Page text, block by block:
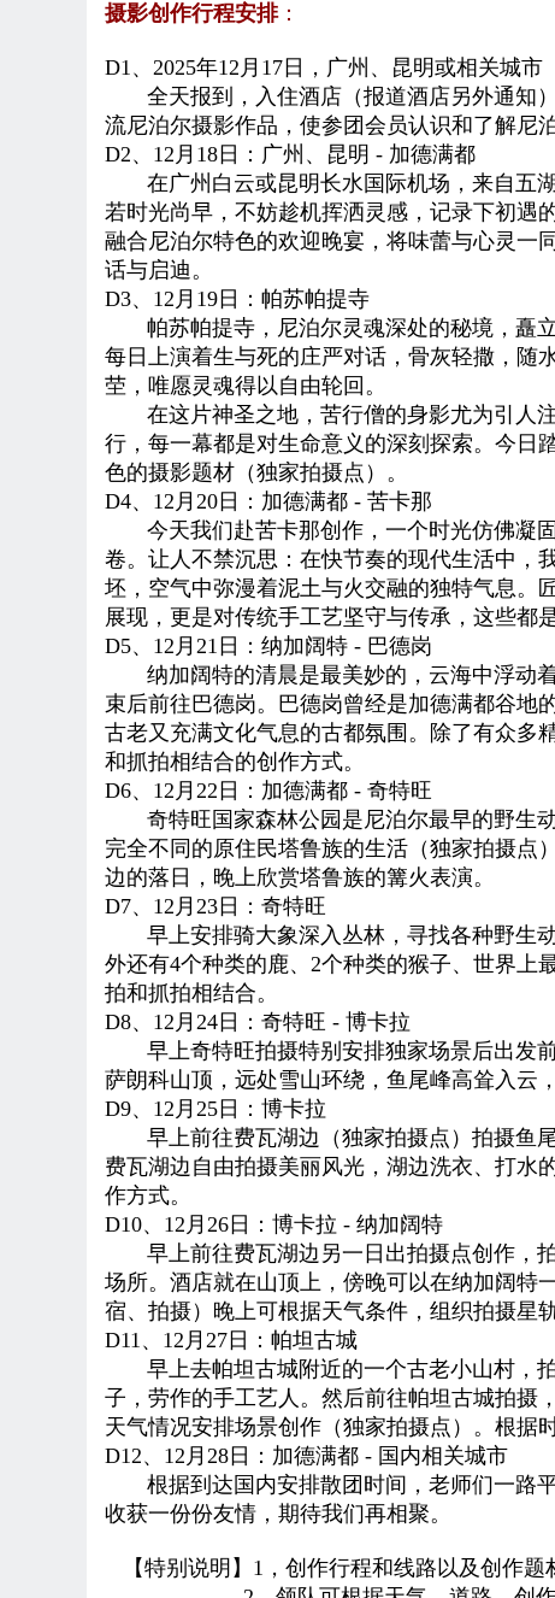
摄影创作行程安排：
D1、 2025年12 月17日 ， 广州、 昆明或相关城市
全天报到，入住酒店（报道酒店另外通知）
流尼泊尔摄影作品，使参团会员认识和了解尼
D2、12月18日： 广州、 昆明 - 加德满都
在广州白云或昆明长水国际机场，来自五
若时光尚早，不妨趁机挥洒灵感，记录下初遇
融合尼泊尔特色的欢迎晚宴，将味蕾与心灵一
话与启迪。
D3、12月19日： 帕苏帕提寺
帕苏帕提寺，尼泊尔灵魂深处的秘境，矗
每日上演着生与死的庄严对话，骨灰轻撒，随
茔，唯愿灵魂得以自由轮回。
在这片神圣之地，苦行僧的身影尤为引人注
行，每一幕都是对生命意义的深刻探索。今日
色的摄影题材 （独家拍摄点） 。
D4、12月20日： 加德满都 - 苦卡那
今天我们赴苦卡那创作，一个时光仿佛凝
卷。让人不禁沉思：在快节奏的现代生活中，
坯，空气中弥漫着泥土与火交融的独特气息。
展现，更是对传统手工艺坚守与传承，这些都
D5、12月21日： 纳加阔特 - 巴德岗
纳加阔特的清晨是最美妙的，云海中浮动着
束后前往巴德岗。巴德岗曾经是加德满都谷地
古老又充满文化气息的古都氛围。除了有众多
和抓拍相结合的创作方式。
D6、12月22日： 加德满都 - 奇特旺
奇特旺国家森林公园是尼泊尔最早的野生动
完全不同的原住民塔鲁族的生活 （独家拍摄点）
边的落日， 晚上欣赏塔鲁族的篝火表演。
D7、12月23日： 奇特旺
早上安排骑大象深入丛林，寻找各种野生动
外还有4个种类的鹿、2个种类的猴子、世界上
拍和抓拍相结合。
D8、12月24日： 奇特旺 - 博卡拉
早上奇特旺拍摄特别安排独家场景后出发前
萨朗科山顶，远处雪山环绕，鱼尾峰高耸入云
D9、12月25日： 博卡拉
早上前往费瓦湖边（独家拍摄点）拍摄鱼尾
费瓦湖边自由拍摄美丽风光，湖边洗衣、打
作方式。
D10、12月26日： 博卡拉 - 纳加阔特
早上前往费瓦湖边另一日出拍摄点创作 ，
场所。酒店就在山顶上，傍晚可以在纳加阔特
宿、拍摄）晚上可根据天气条件，组织拍摄星
D11、12月27日： 帕坦古城
早上去帕坦古城附近的一个古老小山村，
子，劳作的手工艺人 。 然后前往帕坦古城拍摄
天气情况安排场景创作 （独家拍摄点） 。 根据
D12、12月28日： 加德满都 - 国内相关城市
根据到达国内安排散团时间， 老师们一路
收获一份份友情，期待我们再相聚。
【特别说明】1，创作行程和线路以及创作题